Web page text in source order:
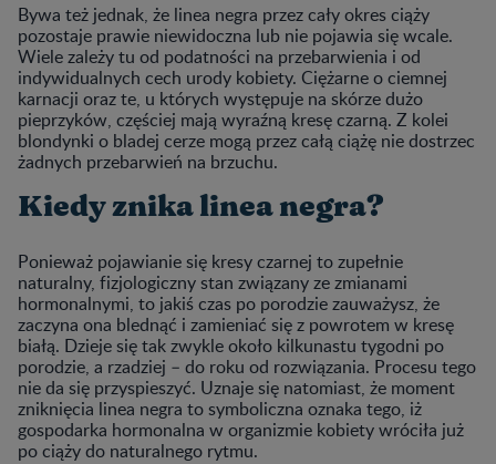
Bywa też jednak, że linea negra przez cały okres ciąży
pozostaje prawie niewidoczna lub nie pojawia się wcale.
Wiele zależy tu od podatności na przebarwienia i od
indywidualnych cech urody kobiety. Ciężarne o ciemnej
karnacji oraz te, u których występuje na skórze dużo
pieprzyków, częściej mają wyraźną kresę czarną. Z kolei
blondynki o bladej cerze mogą przez całą ciążę nie dostrzec
żadnych przebarwień na brzuchu.
Kiedy znika linea negra?
Ponieważ pojawianie się kresy czarnej to zupełnie
naturalny, fizjologiczny stan związany ze zmianami
hormonalnymi, to jakiś czas po porodzie zauważysz, że
zaczyna ona blednąć i zamieniać się z powrotem w kresę
białą. Dzieje się tak zwykle około kilkunastu tygodni po
porodzie, a rzadziej – do roku od rozwiązania. Procesu tego
nie da się przyspieszyć. Uznaje się natomiast, że moment
zniknięcia linea negra to symboliczna oznaka tego, iż
gospodarka hormonalna w organizmie kobiety wróciła już
po ciąży do naturalnego rytmu.